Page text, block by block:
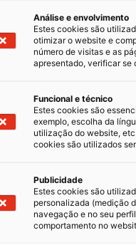
entender o
para adquirir
Portugal:
zonas em
explore as
por leilões,
verificar os
regem o
Análise e envolvimento
Estes cookies são
otimizar o website e
número de visitas e as
apresentado, verificar se
Funcional e técnico
Estes cookies são
exemplo, escolha da
utilização do website,
cookies são utilizados
Publicidade
Estes cookies são
personalizada (medição
navegação e no seu
comportamento no